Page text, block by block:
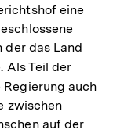
eine
der das Land
Als Teil der
Link:
auch
zwischen
auf der